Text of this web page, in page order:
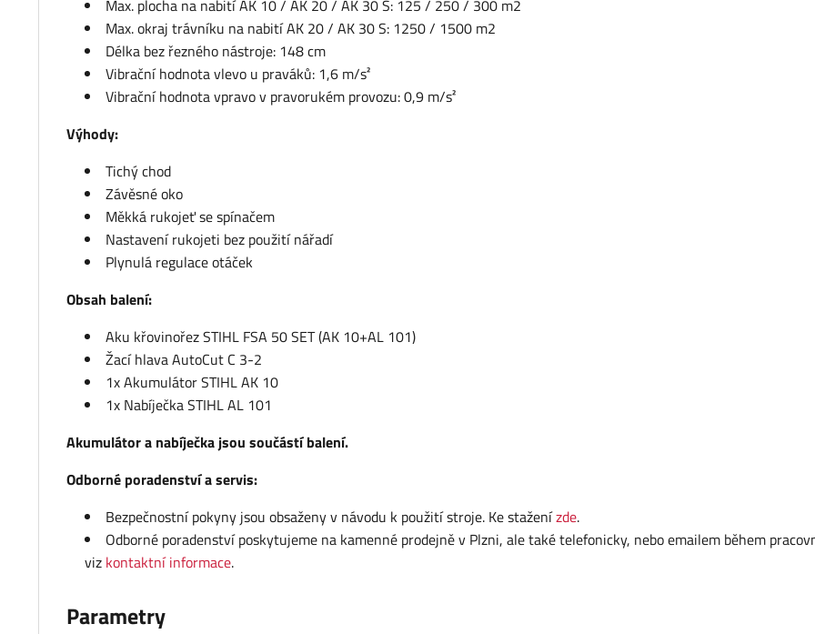
Max. plocha na nabití AK 10 / AK 20 / AK 30 S: 125 / 250 / 300 m2
Max. okraj trávníku na nabití AK 20 / AK 30 S: 1250 / 1500 m2
Délka bez řezného nástroje: 148 cm
Vibrační hodnota vlevo u praváků: 1,6 m/s²
Vibrační hodnota vpravo v pravorukém provozu: 0,9 m/s²
Výhody:
Tichý chod
Závěsné oko
Měkká rukojeť se spínačem
Nastavení rukojeti bez použití nářadí
Plynulá regulace otáček
Obsah balení:
Aku křovinořez STIHL FSA 50 SET (AK 10+AL 101)
Žací hlava AutoCut C 3-2
1x Akumulátor STIHL AK 10
1x Nabíječka STIHL AL 101
Akumulátor a nabíječka jsou součástí balení.
Odborné poradenství a servis:
Bezpečnostní pokyny jsou obsaženy v návodu k použití stroje. Ke staženízde.
Odborné poradenství poskytujeme na kamenné prodejně v Plzni, ale také telefonicky, nebo emailem během
viz kontaktní informace.
Parametry